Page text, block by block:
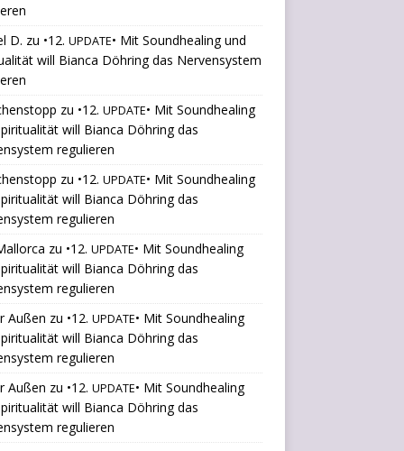
D. zu •12. UPDATE• Mit Soundhealing und
will Bianca Döhring das Nervensystem
zu •12. UPDATE• Mit Soundhealing
will Bianca Döhring das
regulieren
zu •12. UPDATE• Mit Soundhealing
will Bianca Döhring das
regulieren
zu •12. UPDATE• Mit Soundhealing
will Bianca Döhring das
regulieren
Außen zu •12. UPDATE• Mit Soundhealing
will Bianca Döhring das
regulieren
Außen zu •12. UPDATE• Mit Soundhealing
will Bianca Döhring das
regulieren